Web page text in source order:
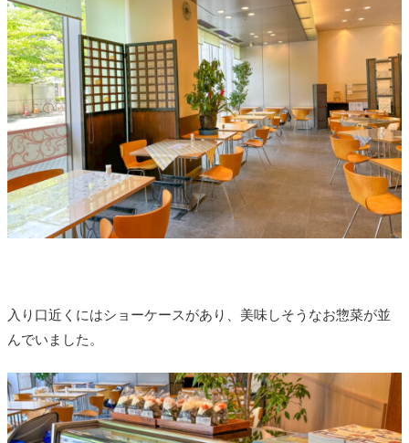
入り口近くにはショーケースがあり、美味しそうなお惣菜が並
んでいました。